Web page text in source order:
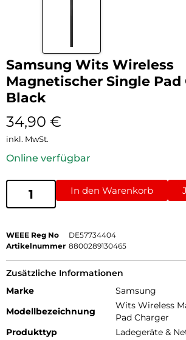
Samsung Wits Wireless
Magnetischer Single Pad
Black
34,90 €
inkl. MwSt.
Online verfügbar
In den Warenkorb
WEEE Reg No
DE57734404
Artikelnummer 8800289130465
Zusätzliche Informationen
Marke
Samsung
Modellbezeichnung
Wits Wireless
Pad Charger
Produkttyp
Ladegeräte &